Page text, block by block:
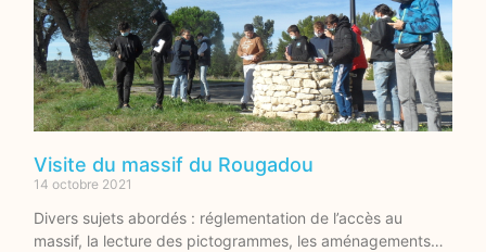
Visite du massif du Rougadou
14 octobre 2021
Divers sujets abordés : réglementation de l’accès au
massif, la lecture des pictogrammes, les aménagements…